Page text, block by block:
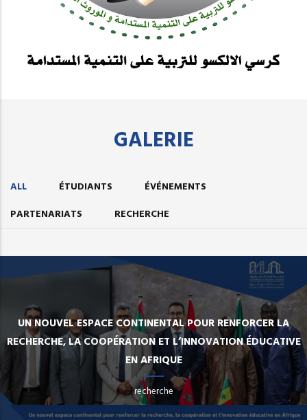
GALERIE
ALL ÉTUDIANTS
ÉVÉNEMENTS
PARTENARIATS
RECHERCHE
UN NOUVEL ESPACE CONTINENTAL POUR RENFORCER LA
RECHERCHE, LA COOPÉRATION ET L’INNOVATION ÉDUCATIVE
EN AFRIQUE
recherche